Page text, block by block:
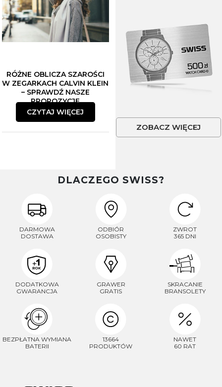
RÓŻNE OBLICZA SZAROŚCI
W ZEGARKACH CALVIN KLEIN
– SPRAWDŹ NASZE
PROPOZYCJE
CZYTAJ WIĘCEJ
ZOBACZ WIĘCEJ
DLACZEGO SWISS?
DARMOWA
DOSTAWA
ODBIÓR
OSOBISTY
ZWROT
365 DNI
DODATKOWA
GWARANCJA
GRAWER
GRATIS
SKRACANIE
BRANSOLETY
BEZPŁATNA WYMIANA
BATERII
13664
PRODUKTÓW
NAWET
60 RAT